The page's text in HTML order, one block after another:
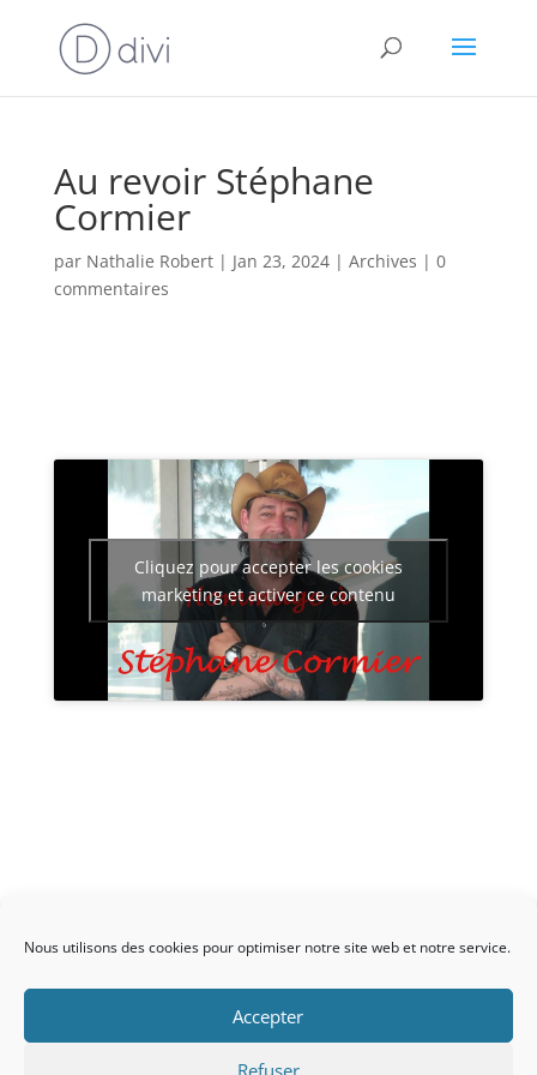
Nous utilisons des cookies pour optimiser notre site web et notre service.
Accepter
Refuser
Au revoir Stéphane
Cormier
par Nathalie Robert| Jan 23, 2024| Archives | 0
commentaires
Cliquez pour accepter les cookies
marketing et activer ce contenu